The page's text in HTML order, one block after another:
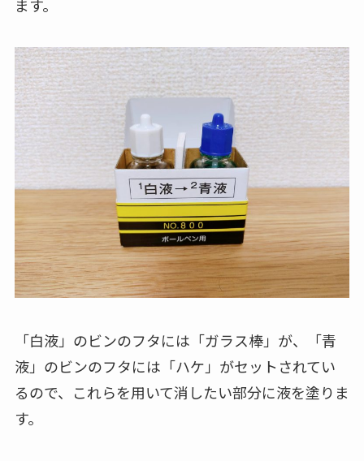
ます。
「白液」のビンのフタには「ガラス棒」が、「青
液」のビンのフタには「ハケ」がセットされてい
るので、これらを用いて消したい部分に液を塗りま
す。